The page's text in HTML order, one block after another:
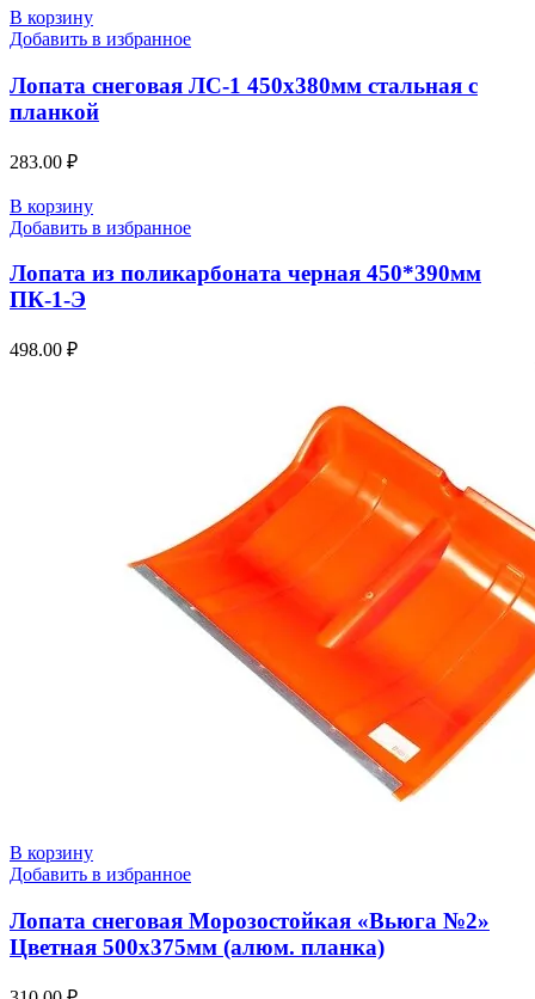
В корзину
Добавить в избранное
Лопата снеговая ЛС-1 450х380мм стальная с
планкой
283.00 ₽
В корзину
Добавить в избранное
Лопата из поликарбоната черная 450*390мм
ПК-1-Э
498.00 ₽
В корзину
Добавить в избранное
Лопата снеговая Морозостойкая «Вьюга №2»
Цветная 500х375мм (алюм. планка)